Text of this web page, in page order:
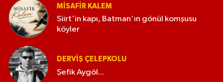
MISAFIR KALEM
Siirt'in kapı, Batman'ın gönül komşusu
köyler
DERVIŞ ÇELEPKOLU
Şefik Aygöl...